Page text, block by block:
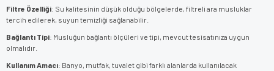
Filtre Özelliği: Su kalitesinin düşük olduğu bölgelerde, filtreli ara musluklar
tercih edilerek, suyun temizliği sağlanabilir.
Bağlantı Tipi: Musluğun bağlantı ölçüleri ve tipi, mevcut tesisatınıza uygun
olmalıdır.
Kullanım Amacı: Banyo, mutfak, tuvalet gibi farklı alanlarda kullanılacak